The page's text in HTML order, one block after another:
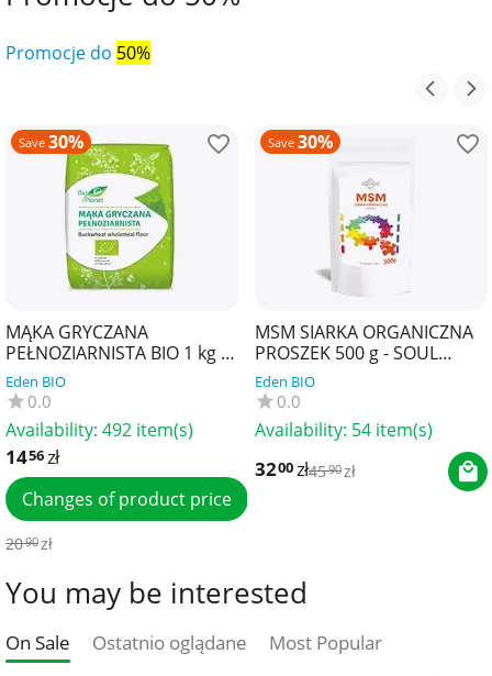
Promocje do 50%
Save 30%
MĄKA GRYCZANA
PEŁNOZIARNISTA BIO 1 kg -
BIO PLANET
Eden BIO
0.0
Availability: 492 item(s)
1456zł
Changes of product price
2090zł
Save 30%
MSM SIARKA ORGANICZNA
PROSZEK 500 g - SOUL
FARM
Eden BIO
0.0
Availability: 54 item(s)
3200zł4590zł
You may be interested
On Sale Ostatnio oglądane Most Popular